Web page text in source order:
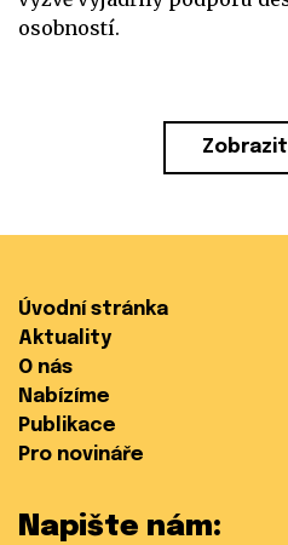
osobností.
Úvodní stránka
Aktuality
O nás
Nabízíme
Publikace
Pro novináře
Napište nám: